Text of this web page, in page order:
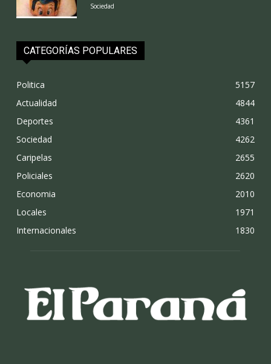
Sociedad
CATEGORÍAS POPULARES
Politica
5157
Actualidad
4844
Deportes
4361
Sociedad
4262
Caripelas
2655
Policiales
2620
Economia
2010
Locales
1971
Internacionales
1830